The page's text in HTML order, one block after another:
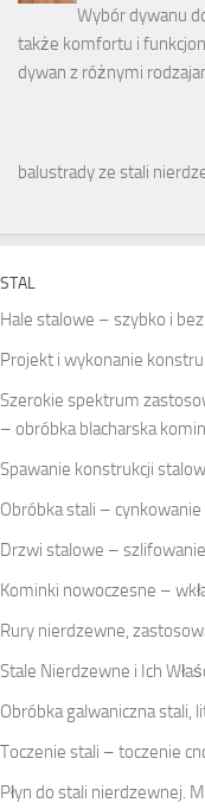
Wybór dywanu
także komfortu i
dywan z różnymi
balustrady ze stali
STAL
Hale stalowe – szybko i
Projekt i wykonanie
Szerokie spektrum
– obróbka blacharska
Spawanie konstrukcji
Obróbka stali – cynkowanie
Drzwi stalowe –
Kominki nowoczesne –
Rury nierdzewne,
Stale Nierdzewne i Ich
Obróbka galwaniczna stali,
Toczenie stali – toczenie
Płyn do stali nierdzewnej.